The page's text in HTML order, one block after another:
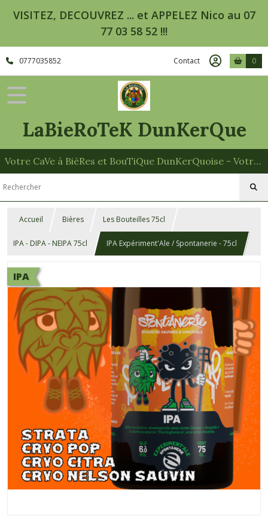
VISITEZ, DECOUVREZ ... et APPELEZ Nico au 07
77 03 58 52 !!!
0777035852 Contact 0
LaBieRoTeK DunKerQue
Votre CaVe à BièRes et BouTiQue DunKerQuoise - Votre Spécialiste des Paniers Garnis
Accueil Bières Les Bouteilles 75cl
IPA - DIPA - NEIPA 75cl IPA Expériment'Ale / Spontanerie - 75cl
IPA